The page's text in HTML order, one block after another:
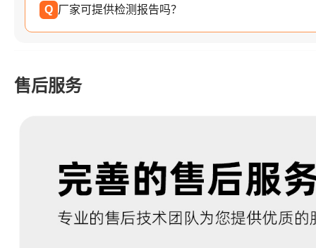
Q 厂家可提供检测报告吗？
售后服务